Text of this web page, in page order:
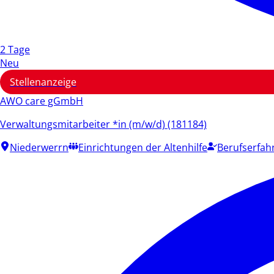
2 Tage
Neu
Stellenanzeige
AWO care gGmbH
Verwaltungsmitarbeiter *in (m/w/d) (181184)
Niederwerrn
Einrichtungen der Altenhilfe